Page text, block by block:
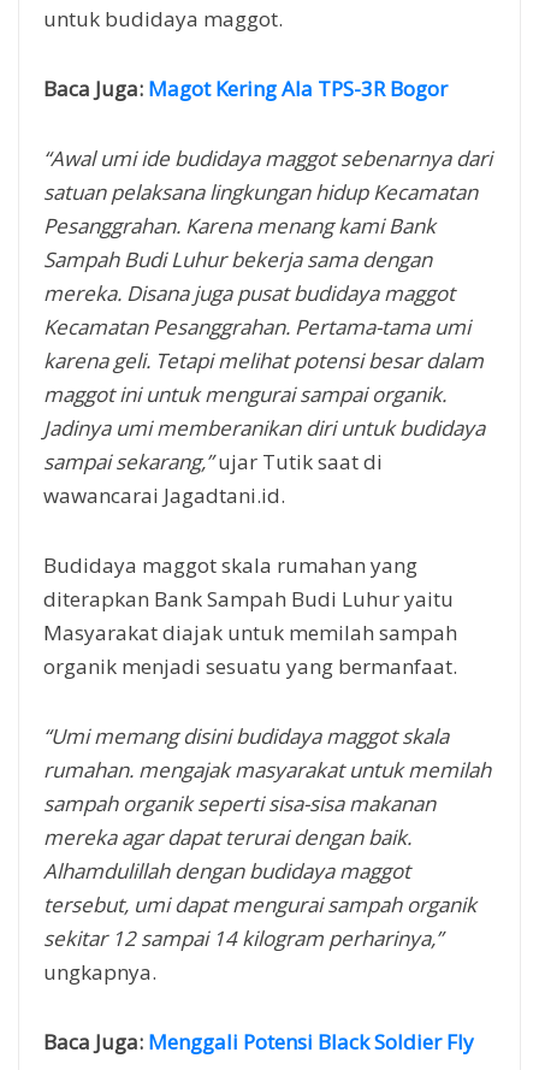
untuk budidaya maggot.
Baca Juga: Magot Kering Ala TPS-3R Bogor
“Awal umi ide budidaya maggot sebenarnya dari
satuan pelaksana lingkungan hidup Kecamatan
Pesanggrahan. Karena menang kami Bank
Sampah Budi Luhur bekerja sama dengan
mereka. Disana juga pusat budidaya maggot
Kecamatan Pesanggrahan. Pertama-tama umi
karena geli. Tetapi melihat potensi besar dalam
maggot ini untuk mengurai sampai organik.
Jadinya umi memberanikan diri untuk budidaya
sampai sekarang,”ujar Tutik saat di
wawancarai Jagadtani.id.
Budidaya maggot skala rumahan yang
diterapkan Bank Sampah Budi Luhur yaitu
Masyarakat diajak untuk memilah sampah
organik menjadi sesuatu yang bermanfaat.
“Umi memang disini budidaya maggot skala
rumahan. mengajak masyarakat untuk memilah
sampah organik seperti sisa-sisa makanan
mereka agar dapat terurai dengan baik.
Alhamdulillah dengan budidaya maggot
tersebut, umi dapat mengurai sampah organik
sekitar 12 sampai 14 kilogram perharinya,”
ungkapnya.
Baca Juga: Menggali Potensi Black Soldier Fly